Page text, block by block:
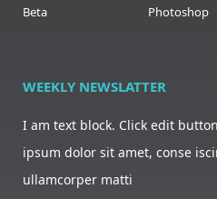
Beta
Photoshop
WEEKLY NEWSLATTER
I am text block. Click edit
ipsum dolor sit amet, conse
ullamcorper matti